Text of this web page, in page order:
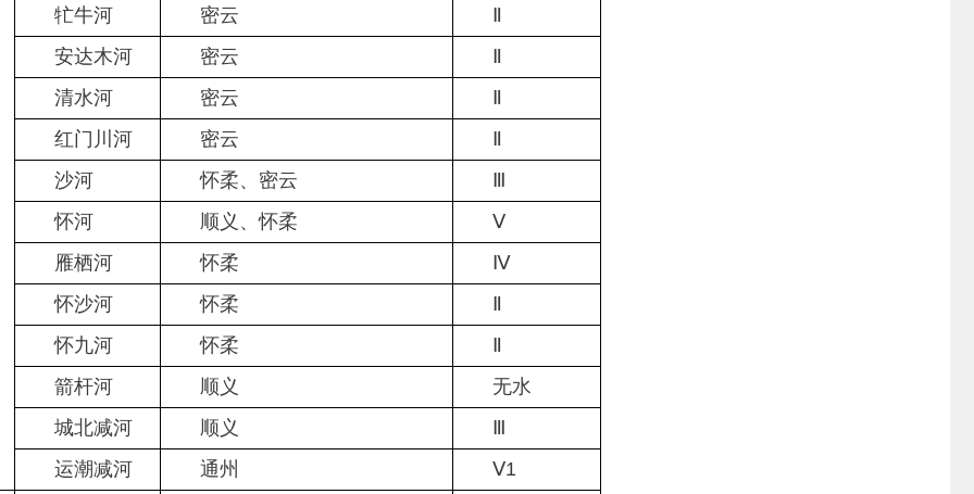
牤牛河
密云
安达木河
密云
清水河
密云
红门川河
密云
沙河
怀柔、密云
怀河
顺义、怀柔
Ⅴ
雁栖河
怀柔
Ⅳ
怀沙河
怀柔
怀九河
怀柔
箭杆河
顺义
无水
城北减河
顺义
运潮减河
通州 Ⅴ1